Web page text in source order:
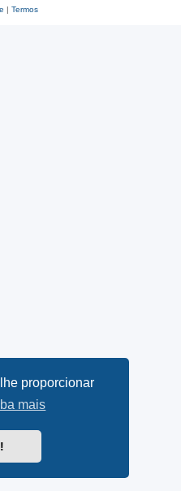
proporcionar
mais
| Termos